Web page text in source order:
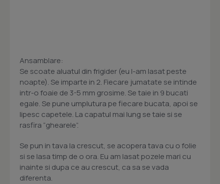
Ansamblare:
Se scoate aluatul din frigider (eu l-am lasat peste
noapte). Se imparte in 2. Fiecare jumatate se intinde
intr-o foaie de 3-5 mm grosime. Se taie in 9 bucati
egale. Se pune umplutura pe fiecare bucata, apoi se
lipesc capetele. La capatul mai lung se taie si se
rasfira “ghearele”.
Se pun in tava la crescut, se acopera tava cu o folie
si se lasa timp de o ora. Eu am lasat pozele mari cu
inainte si dupa ce au crescut, ca sa se vada
diferenta.